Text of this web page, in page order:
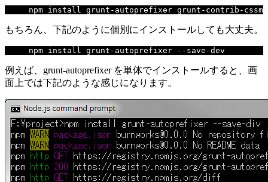
npm install grunt - autoprefixer grunt - contrib -
もちろん、下記のように個別にインストールしても大丈夫。
npm install grunt - autoprefixer -- save -dev
例えば、grunt-autoprefixer を単体でインストールすると、画
面上では下記のような感じになります。